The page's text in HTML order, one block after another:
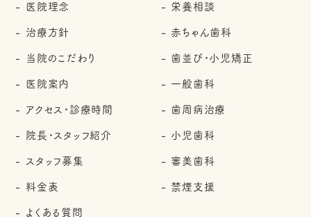
医院理念
治療方針
当院のこだわり
医院案内
アクセス・診療時間
院長・スタッフ紹介
スタッフ募集
料金表
よくある質問
栄養相談
赤ちゃん歯科
歯並び・小児矯正
一般歯科
歯周病治療
小児歯科
審美歯科
禁煙支援